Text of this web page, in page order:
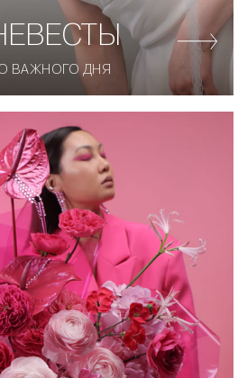
ВАЖНОГО ДНЯ